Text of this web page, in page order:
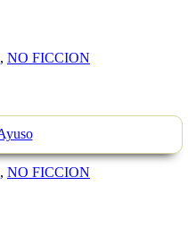
, NO FICCION
, NO FICCION